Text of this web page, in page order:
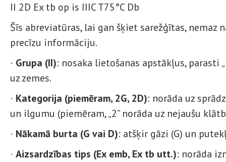
II 2D Ex tb op is IIIC T75°C Db
Šīs abreviatūras, lai gan šķiet sarežģītas, nemaz
precīzu informāciju.
· Grupa (II): nosaka lietošanas apstākļus, parasti
uz zemes.
· Kategorija (piemēram, 2G, 2D): norāda uz
un ilgumu (piemēram, „2” norāda uz nejaušu
· Nākamā burta (G vai D): atšķir gāzi (G) un
· Aizsardzības tips (Ex emb, Ex tb utt.): norāda